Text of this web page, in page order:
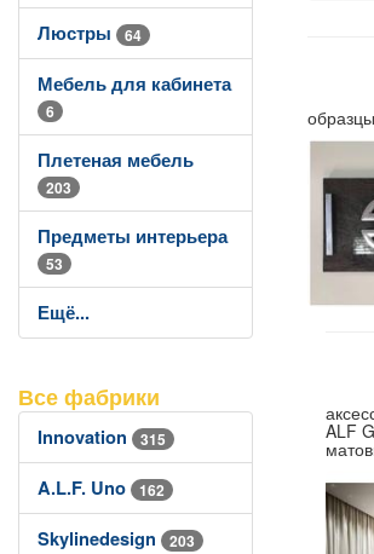
Люстры 64
Мебель для кабинета
6
Плетеная мебель
203
Предметы интерьера
53
Ещё...
Все фабрики
Innovation 315
A.L.F. Uno 162
Skylinedesign 203
ALF